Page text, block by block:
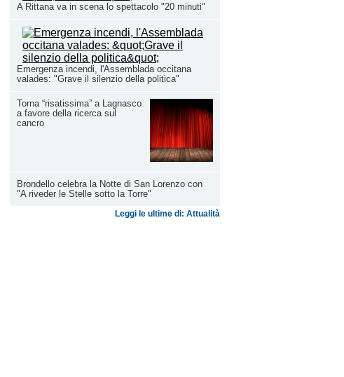
A Rittana va in scena lo spettacolo "20 minuti"
Emergenza incendi, l'Assemblada occitana
valades: "Grave il silenzio della politica"
Torna “risatissima” a Lagnasco
a favore della ricerca sul
cancro
Brondello celebra la Notte di San Lorenzo con
"A riveder le Stelle sotto la Torre"
Leggi le ultime di: Attualità